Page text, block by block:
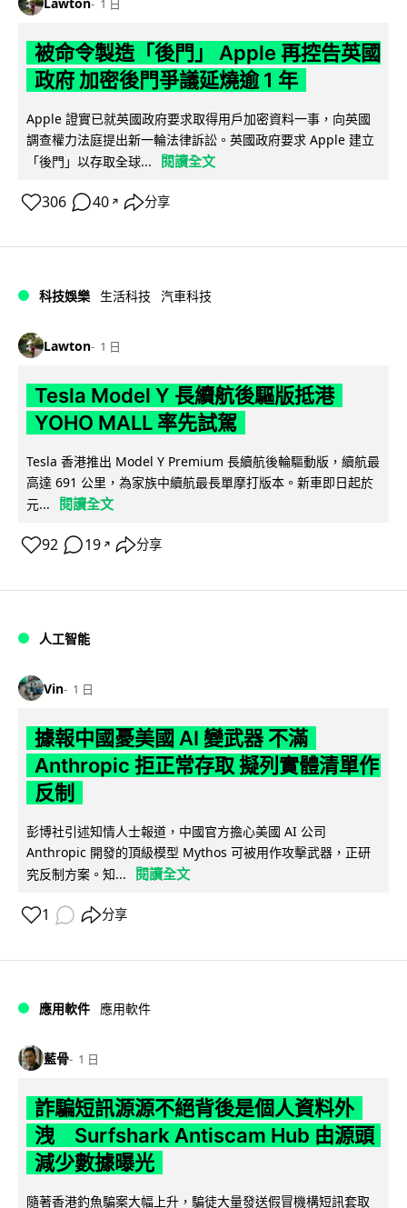
被命令製造「後門」 Apple 再控告英國
政府 加密後門爭議延燒逾 1 年
Apple 證實已就英國政府要求取得用戶加密資料一事，向英國
調查權力法庭提出新一輪法律訴訟。英國政府要求 Apple 建立
「後門」以存取全球...
閱讀全文
306 40 ↗ 分享
科技娛樂 生活科技 汽車科技
Lawton 1 日
Tesla Model Y 長續航後驅版抵港
YOHO MALL 率先試駕
Tesla 香港推出 Model Y Premium 長續航後輪驅動版，續航最
高達 691 公里，為家族中續航最長單摩打版本。新車即日起於
元...
閱讀全文
92 19 ↗ 分享
人工智能
Vin 1 日
據報中國憂美國 AI 變武器 不滿
Anthropic 拒正常存取 擬列實體清單作
反制
彭博社引述知情人士報道，中國官方擔心美國 AI 公司
Anthropic 開發的頂級模型 Mythos 可被用作攻擊武器，正研
究反制方案。知...
閱讀全文
1 分享
應用軟件 應用軟件
藍骨 1 日
詐騙短訊源源不絕背後是個人資料外
洩 Surfshark Antiscam Hub 由源頭
減少數據曝光
隨著香港釣魚騙案大幅上升，騙徒大量發送假冒機構短訊套取